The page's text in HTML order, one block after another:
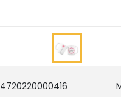
4720220000416